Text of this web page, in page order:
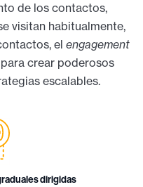
de los contactos,
visitan habitualmente,
el engagement
crear poderosos
escalables.
dirigidas